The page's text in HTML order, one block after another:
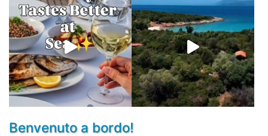
Benvenuto a bordo!